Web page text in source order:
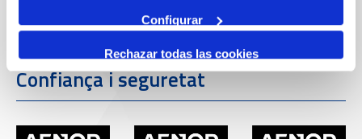
Configurar
Rechazar todas las cookies
Confiança i seguretat